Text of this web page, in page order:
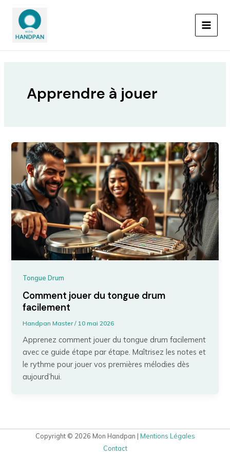
contenu
Apprendre à jouer
Tongue Drum
Comment jouer du tongue drum
facilement
Handpan Master/ 10 mai 2026
Apprenez comment jouer du tongue drum facilement
avec ce guide étape par étape. Maîtrisez les notes et
le rythme pour jouer vos premières mélodies dès
aujourd’hui.
Copyright © 2026 Mon Handpan | Mentions Légales
Contact